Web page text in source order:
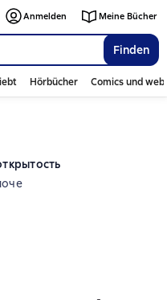
Finden
Anmelden Meine Bücher
Hörbücher Comics und